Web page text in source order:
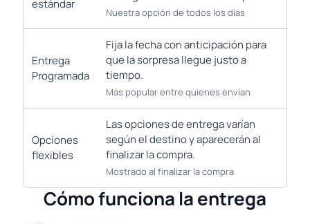
estándar
Nuestra opción de todos los días
Entrega
Programada
Fija la fecha con anticipación para
que la sorpresa llegue justo a
tiempo.
Más popular entre quienes envían
Opciones
flexibles
Las opciones de entrega varían
según el destino y aparecerán al
finalizar la compra.
Mostrado al finalizar la compra
Cómo funciona la entrega